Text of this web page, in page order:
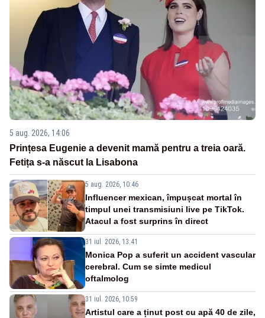
5 aug. 2026, 14:06
Prințesa Eugenie a devenit mamă pentru a treia oară.
Fetița s-a născut la Lisabona
5 aug. 2026, 10:46
Influencer mexican, împușcat mortal în
timpul unei transmisiuni live pe TikTok.
Atacul a fost surprins în direct
31 iul. 2026, 13:41
Monica Pop a suferit un accident vascular
cerebral. Cum se simte medicul
oftalmolog
31 iul. 2026, 10:59
Artistul care a ținut post cu apă 40 de zile,